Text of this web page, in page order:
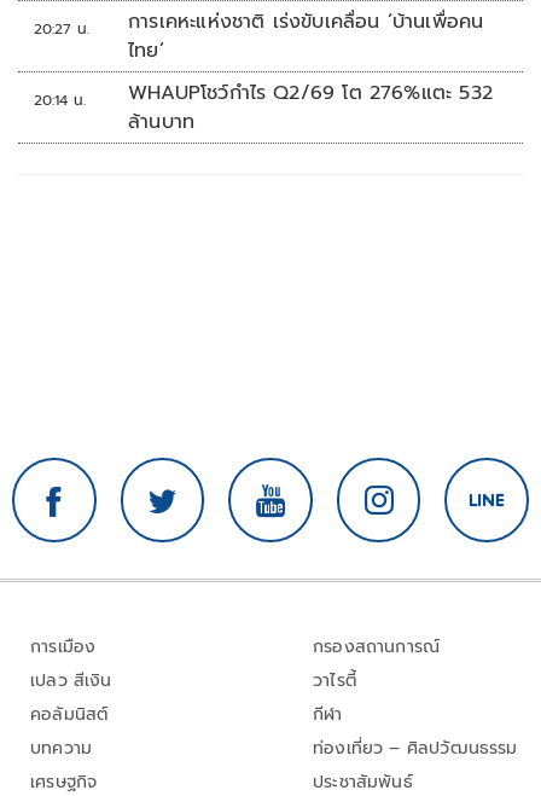
20:27 น.
การเคหะแห่งชาติ เร่งขับเคลื่อน ‘บ้านเพื่อคน
ไทย’
20:14 น.
WHAUPโชว์กำไร Q2/69 โต 276%แตะ 532
ล้านบาท
การเมือง
เปลว สีเงิน
คอลัมนิสต์
บทความ
เศรษฐกิจ
กรองสถานการณ์
วาไรตี้
กีฬา
ท่องเที่ยว – ศิลปวัฒนธรรม
ประชาสัมพันธ์